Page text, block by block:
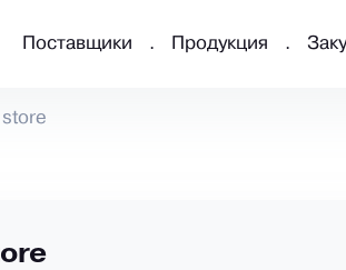
Поставщики Продукция
store